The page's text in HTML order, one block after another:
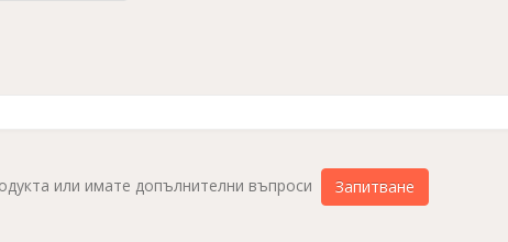
или имате допълнителни въпроси Запитване